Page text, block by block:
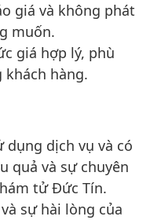
giá và không phát
muốn.
giá hợp lý, phù
hàng.
dụng dịch vụ và có
quả và sự chuyên
tử Đức Tín.
sự hài lòng của